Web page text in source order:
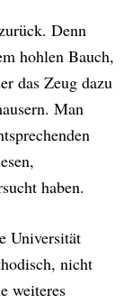
Denn
hohlen Bauch,
das Zeug dazu
Man
haben.
Universität
nicht
weiteres